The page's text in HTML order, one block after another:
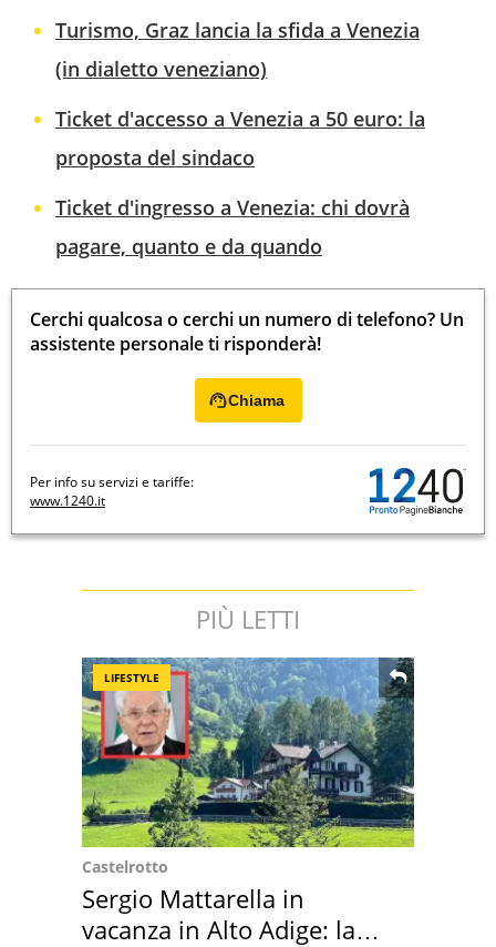
Turismo, Graz lancia la sfida a Venezia
(in dialetto veneziano)
Ticket d'accesso a Venezia a 50 euro: la
proposta del sindaco
Ticket d'ingresso a Venezia: chi dovrà
pagare, quanto e da quando
Cerchi qualcosa o cerchi un numero di telefono? Un
assistente personale ti risponderà!
Chiama
Per info su servizi e tariffe:
www.1240.it
PIÙ LETTI
LIFESTYLE
Castelrotto
Sergio Mattarella in
vacanza in Alto Adige: la